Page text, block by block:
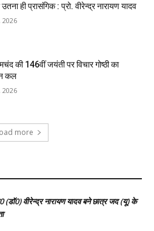
ही प्रासंगिक : प्रो. वीरेन्द्र नारायण यादव
2026
की 146वीं जयंती पर विचार गोष्ठी का
कल
2026
more
(डॉ0) वीरेन्द्र नारायण यादव बने छात्र जद (यू) के